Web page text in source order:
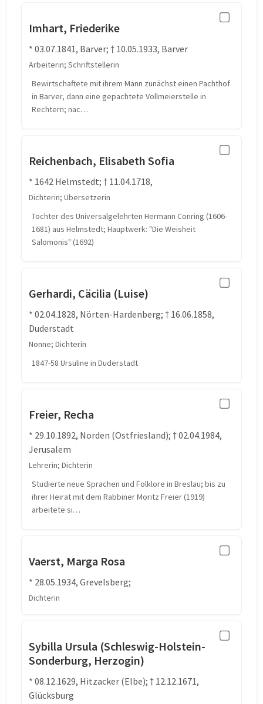
Imhart, Friederike
* 03.07.1841, Barver; † 10.05.1933, Barver
Arbeiterin; Schriftstellerin
Bewirtschaftete mit ihrem Mann zunächst einen Pachthof
in Barver, dann eine gepachtete Vollmeierstelle in
Rechtern; nac…
Reichenbach, Elisabeth Sofia
* 1642 Helmstedt; † 11.04.1718,
Dichterin; Übersetzerin
Tochter des Universalgelehrten Hermann Conring (1606-
1681) aus Helmstedt; Hauptwerk: "Die Weisheit
Salomonis" (1692)
Gerhardi, Cäcilia (Luise)
* 02.04.1828, Nörten-Hardenberg; † 16.06.1858,
Duderstadt
Nonne; Dichterin
1847-58 Ursuline in Duderstadt
Freier, Recha
* 29.10.1892, Norden (Ostfriesland); † 02.04.1984,
Jerusalem
Lehrerin; Dichterin
Studierte neue Sprachen und Folklore in Breslau; bis zu
ihrer Heirat mit dem Rabbiner Moritz Freier (1919)
arbeitete si…
Vaerst, Marga Rosa
* 28.05.1934, Grevelsberg;
Dichterin
Sybilla Ursula (Schleswig-Holstein-
Sonderburg, Herzogin)
* 08.12.1629, Hitzacker (Elbe); † 12.12.1671,
Glücksburg